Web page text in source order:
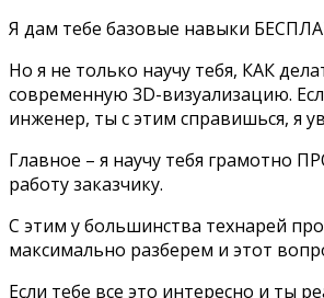
Я дам тебе базовые навыки
Но я не только научу тебя, КАК
современную 3D-визуализацию.
инженер, ты с этим справишься, я
Главное – я научу тебя грамотно
работу заказчику.
С этим у большинства технарей
максимально разберем и этот
Если тебе все это интересно и ты